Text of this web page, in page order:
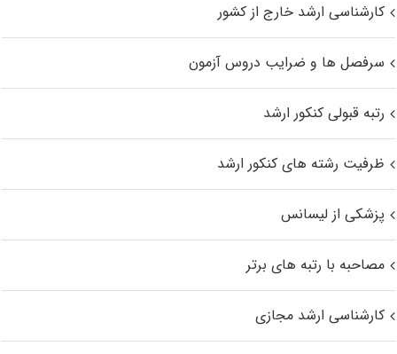
کارشناسی ارشد خارج از کشور
سرفصل ها و ضرایب دروس آزمون
رتبه قبولی کنکور ارشد
ظرفیت رشته های کنکور ارشد
پزشکی از لیسانس
مصاحبه با رتبه های برتر
کارشناسی ارشد مجازی